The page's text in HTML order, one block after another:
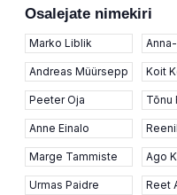
Osalejate nimekiri
Marko Liblik
Andreas Müürsepp
Peeter Oja
Anne Einalo
Marge Tammiste
Urmas Paidre
Koit
Tõnu
Ago
Reet